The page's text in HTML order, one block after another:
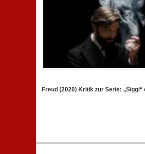
Freud (2020) Kritik zur Serie: